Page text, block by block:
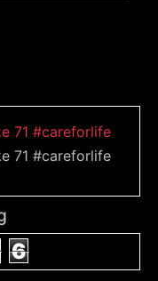
71 #careforlife
71 #careforlife
6